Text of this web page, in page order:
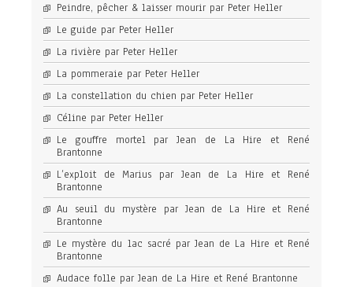
Peindre, pêcher & laisser mourir par Peter Heller
Le guide par Peter Heller
La rivière par Peter Heller
La pommeraie par Peter Heller
La constellation du chien par Peter Heller
Céline par Peter Heller
Le gouffre mortel par Jean de La Hire et René
Brantonne
L’exploit de Marius par Jean de La Hire et René
Brantonne
Au seuil du mystère par Jean de La Hire et René
Brantonne
Le mystère du lac sacré par Jean de La Hire et René
Brantonne
Audace folle par Jean de La Hire et René Brantonne